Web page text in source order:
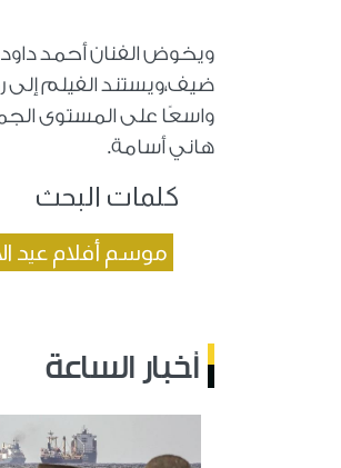
ويخوض الفنان أحمد
واسعًا على المستوى
هاني أسامة.
كلمات البحث
موسم أفلام عيد
أخبار الساعة